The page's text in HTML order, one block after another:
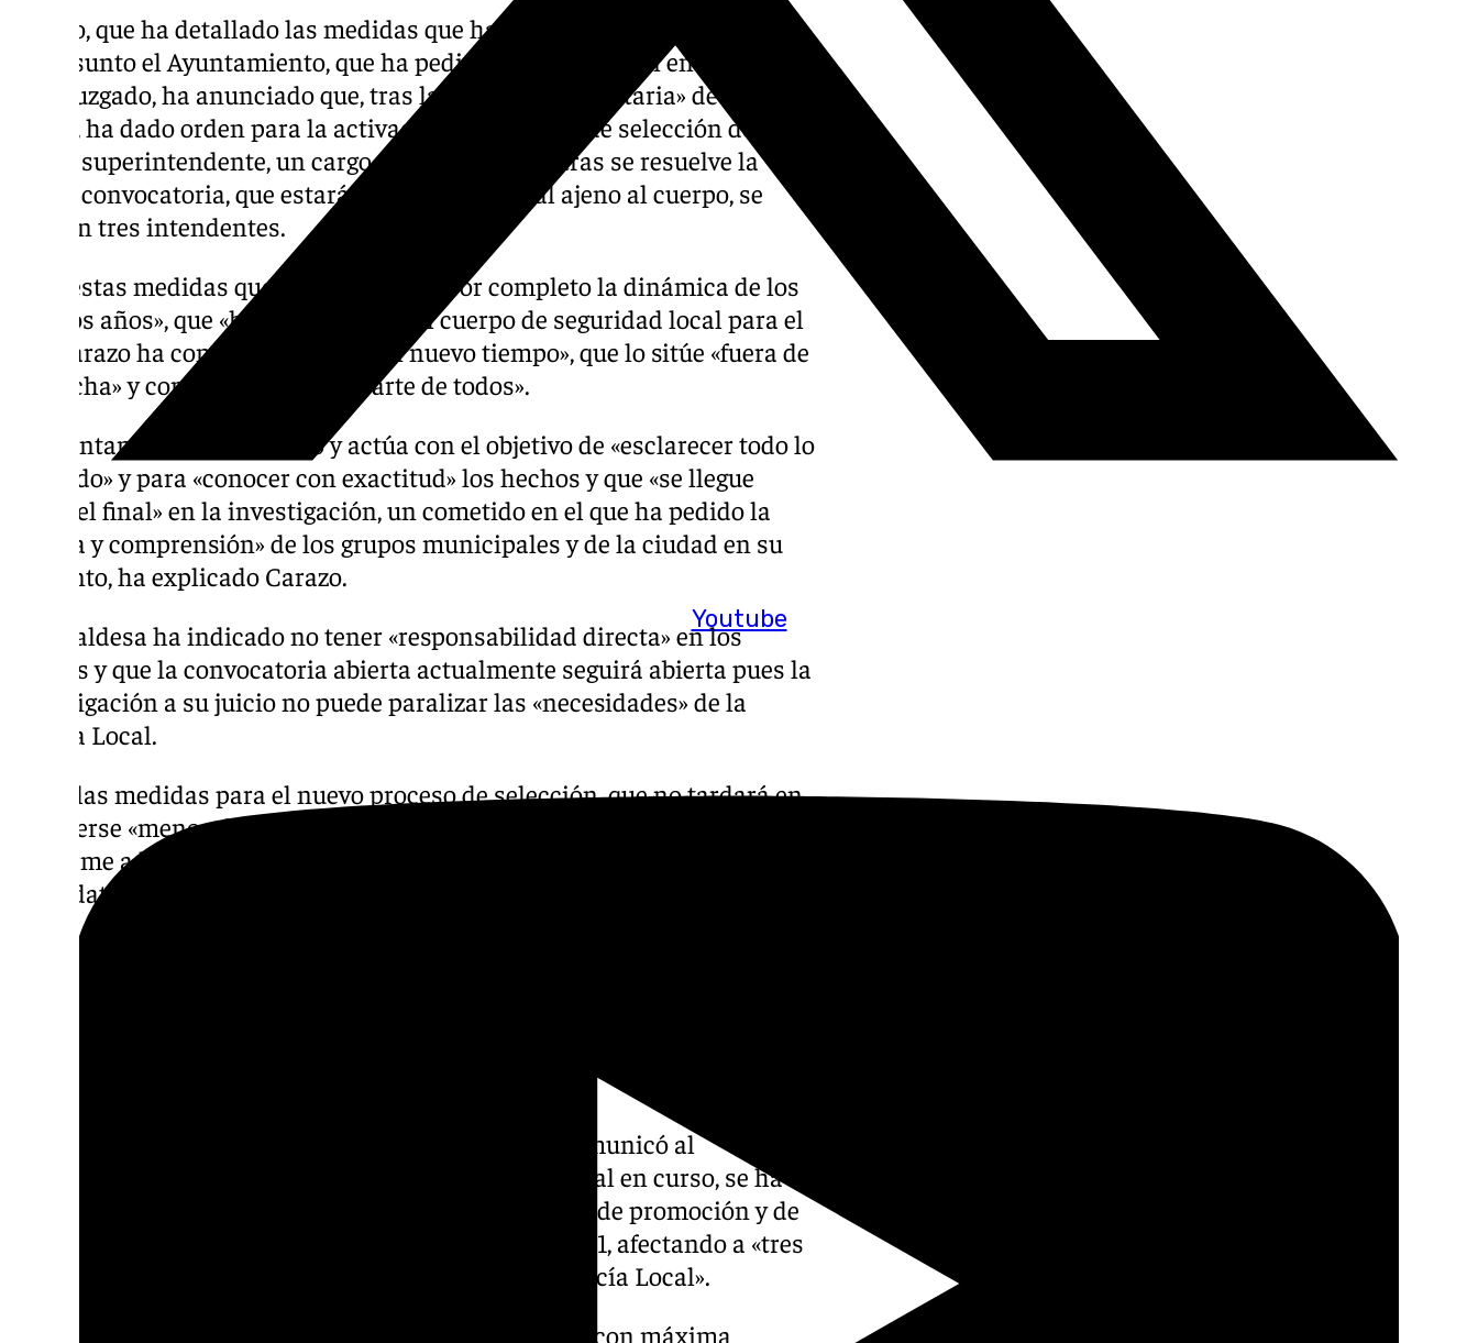
Youtube
Carazo, que ha detallado las medidas que ha ido implementando sobre
este asunto el Ayuntamiento, que ha pedido la personación en la causa
en el juzgado, ha anunciado que, tras la «renuncia voluntaria» de Jiménez
Avilés, ha dado orden para la activación del proceso de selección del
nuevo superintendente, un cargo para el que mientras se resuelve la
nueva convocatoria, que estará abierta a personal ajeno al cuerpo, se
rotarán tres intendentes.
«Con estas medidas queremos cambiar por completo la dinámica de los
últimos años», que «ha hecho sufrir» al cuerpo de seguridad local para el
que Carazo ha confiado en «abrir un nuevo tiempo», que lo sitúe «fuera de
sospecha» y con «confianza por parte de todos».
El Ayuntamiento ha actuado y actúa con el objetivo de «esclarecer todo lo
ocurrido» y para «conocer con exactitud» los hechos y que «se llegue
hasta el final» en la investigación, un cometido en el que ha pedido la
«ayuda y comprensión» de los grupos municipales y de la ciudad en su
conjunto, ha explicado Carazo.
La alcaldesa ha indicado no tener «responsabilidad directa» en los
hechos y que la convocatoria abierta actualmente seguirá abierta pues la
investigación a su juicio no puede paralizar las «necesidades» de la
Policía Local.
Entre las medidas para el nuevo proceso de selección, que no tardará en
resolverse «menos de tres o cuatro casos», Carazo ha resaltado que,
conforme a la normativa andaluza, puedan presentarse al mismo
candidatos ajenos al cuerpo.
Con la autoridad judicial, que ha señalado que no comunicó al
Ayuntamiento datos acerca de la investigación judicial en curso, se ha
puesto a disposición información relativa a procesos de promoción y de
selección que se remontan, ha detallado, a 2019 y 2021, afectando a «tres
corporaciones locales y a distintos mandos de la Policía Local».
«Desde el primer momento este gobierno ha actuado con máxima